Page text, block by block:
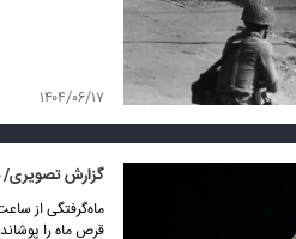
۱۴۰۴/۰۶/۱۷
گزارش تصویری/